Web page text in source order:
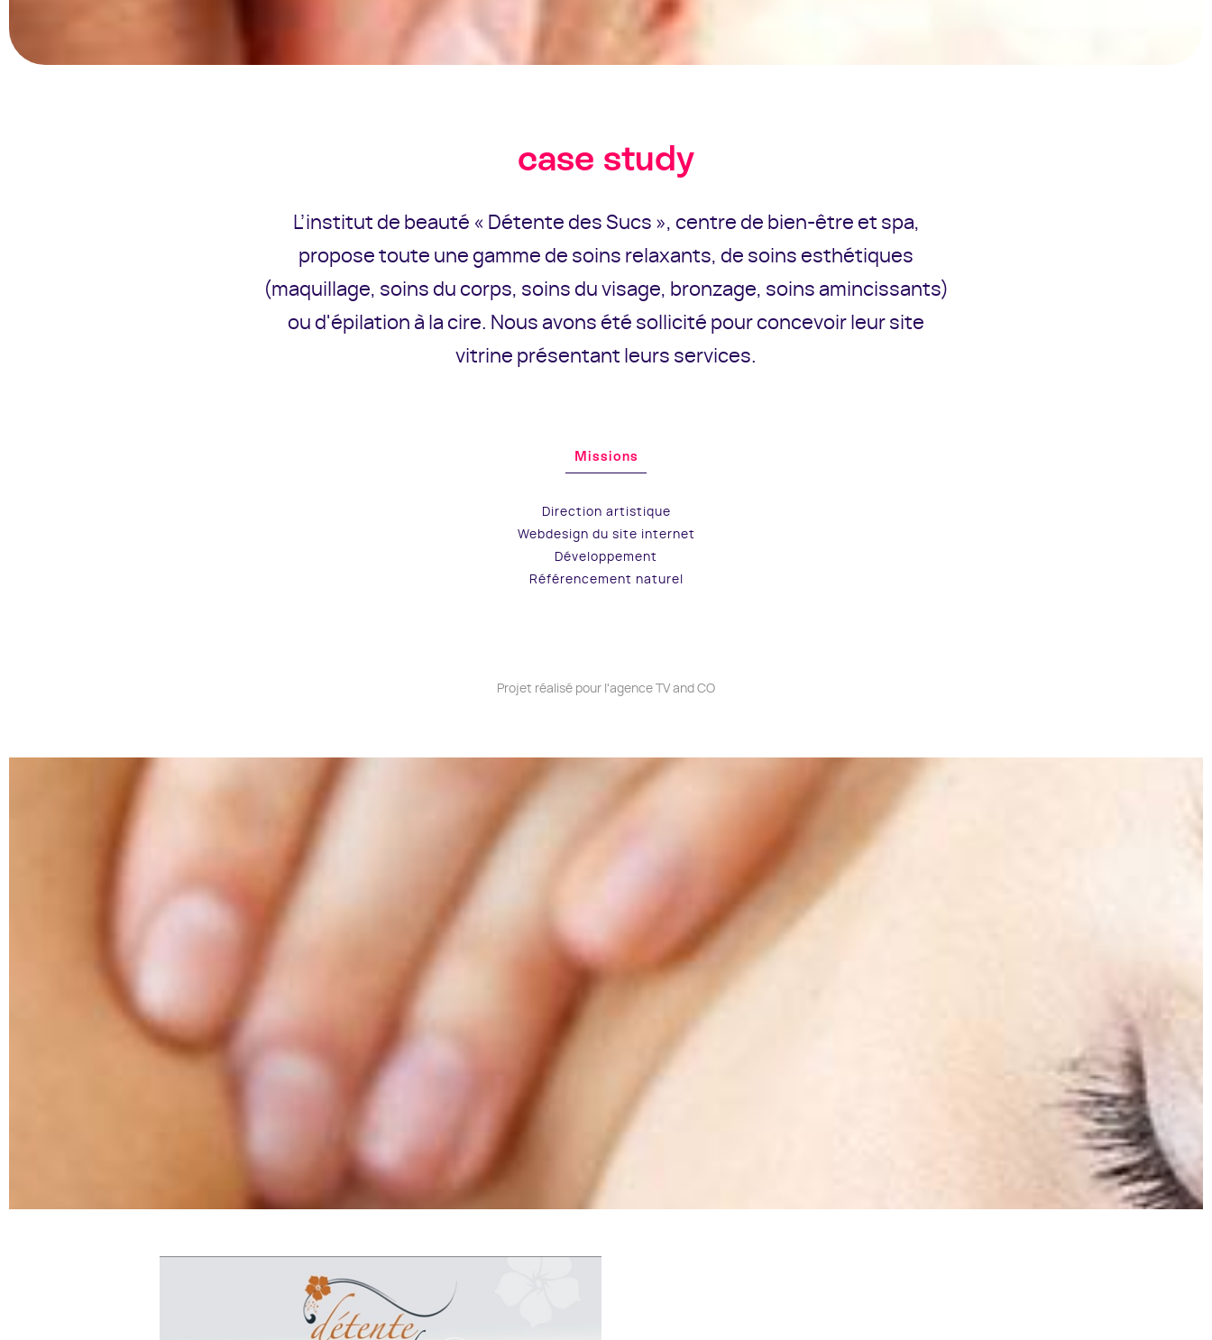
case study
L’institut de beauté « Détente des Sucs », centre de bien-être et spa,
propose toute une gamme de soins relaxants, de soins esthétiques
(maquillage, soins du corps, soins du visage, bronzage, soins amincissants)
ou d'épilation à la cire. Nous avons été sollicité pour concevoir leur site
vitrine présentant leurs services.
Missions
Direction artistique
Webdesign du site internet
Développement
Référencement naturel
Projet réalisé pour l'agence TV and CO